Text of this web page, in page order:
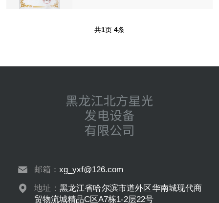
共1页 4条
邮箱：xg_yxf@126.com
地址： 黑龙江省哈尔滨市道外区华南城现代商
贸物流城精品C区A7栋1-2层22号